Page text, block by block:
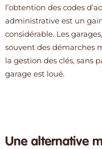
l’obtention des codes
administrative est un
considérable. Les
souvent des démarches
la gestion des clés, sans
garage est loué.
Une alternative